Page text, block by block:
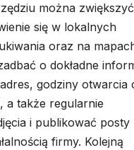
można zwiększyć
się w lokalnych
oraz na
o dokładne
godziny otwarcia
a także regularnie
i publikować posty
firmy. Kolejną